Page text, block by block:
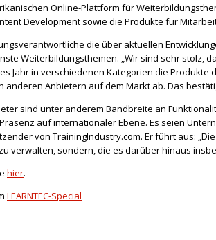
Online-Plattform für
Development sowie die Produkte für
die über aktuellen
Weiterbildungsthemen. „Wir sind sehr stolz,
Jahr in verschiedenen Kategorien die
Anbietern auf dem Markt ab. Das
sind unter anderem Bandbreite an
auf internationaler Ebene. Es seien
von TrainingIndustry.com. Er führt aus:
verwalten, sondern, die es darüber hinaus
hier.
LEARNTEC-Special